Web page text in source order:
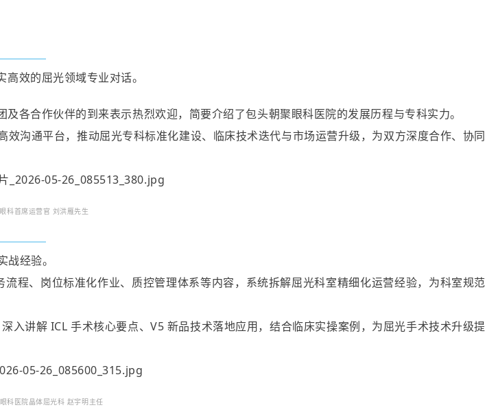
效的屈光领域专业对话。
各合作伙伴的到来表示热烈欢迎，简要介绍了包头朝聚眼科医院的发展历程与专科实力。
沟通平台，推动屈光专科标准化建设、临床技术迭代与市场运营升级，为双方深度合作、协同
科首席运营官 刘洪雁先生
经验。
程、岗位标准化作业、质控管理体系等内容，系统拆解屈光科室精细化运营经验，为科室规范
入讲解 ICL 手术核心要点、V5 新品技术落地应用，结合临床实操案例，为屈光手术技术升级提
科医院晶体屈光科 赵宇明主任